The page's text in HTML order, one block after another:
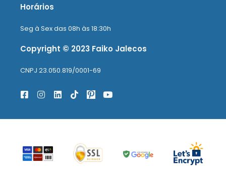
Horários
Seg à Sex das 08h às 18:30h
Copyright © 2023 Faiko Jalecos
CNPJ 23.050.819/0001-69